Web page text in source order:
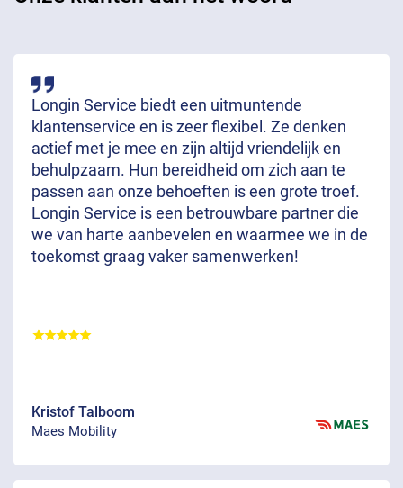
Longin Service biedt een uitmuntende
klantenservice en is zeer flexibel. Ze denken
actief met je mee en zijn altijd vriendelijk en
behulpzaam. Hun bereidheid om zich aan te
passen aan onze behoeften is een grote troef.
Longin Service is een betrouwbare partner die
we van harte aanbevelen en waarmee we in de
toekomst graag vaker samenwerken!
Kristof Talboom
Maes Mobility